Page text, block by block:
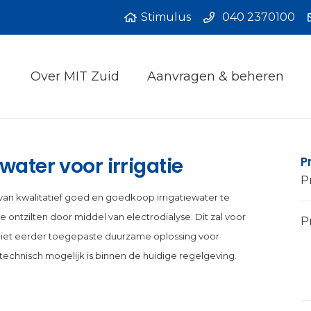
Stimulus 040 2370100
Over MIT Zuid Aanvragen & beheren
voor irrigatie
kwalitatief goed en goedkoop irrigatiewater te
door middel van electrodialyse. Dit zal voor
eerder toegepaste duurzame oplossing voor
mogelijk is binnen de huidige regelgeving.